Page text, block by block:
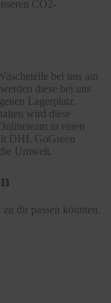
CO2-
bei uns am
diese bei uns
Lagerplatz.
wird diese
in einen
DHL GoGreen
Umwelt.
dir passen könnten.